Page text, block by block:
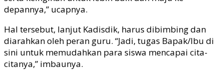
depannya,” ucapnya.
Hal tersebut, lanjut Kadisdik, harus dibimbing dan
diarahkan oleh peran guru. “Jadi, tugas Bapak/Ibu di
sini untuk memudahkan para siswa mencapai cita-
citanya,” imbaunya.